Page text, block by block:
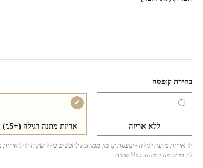
בחירת קופסה
ללא אריזה אריזת מתנה רגילה (+₪5)
✨ אריזת מתנה רגילה - קופסת קרטון ממותגת לתכשיט כולל שקית
לד מרשימה במיוחד כולל שקית